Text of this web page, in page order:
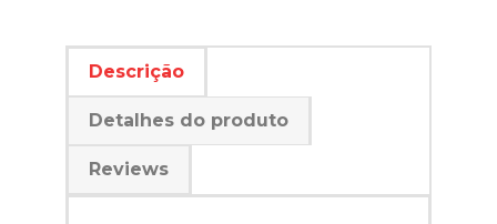
Descrição
Detalhes do produto
Reviews